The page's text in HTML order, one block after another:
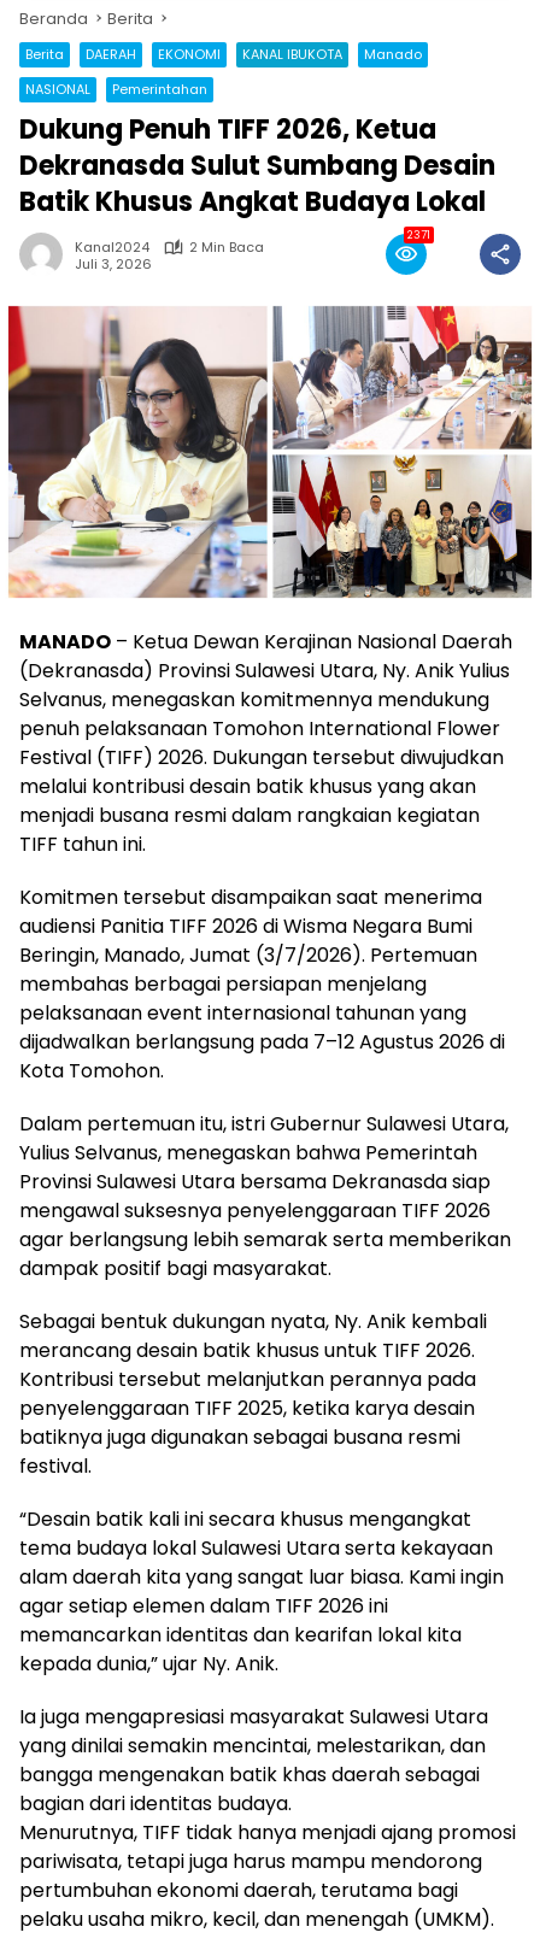
Beranda Berita
Berita DAERAH EKONOMI KANAL IBUKOTA
Manado
NASIONAL
Pemerintahan
Dukung Penuh TIFF 2026, Ketua
Dekranasda Sulut Sumbang Desain
Batik Khusus Angkat Budaya Lokal
Kanal2024
2 Min Baca
Juli 3, 2026
2371
MANADO – Ketua Dewan Kerajinan Nasional Daerah
(Dekranasda) Provinsi Sulawesi Utara, Ny. Anik Yulius
Selvanus, menegaskan komitmennya mendukung
penuh pelaksanaan Tomohon International Flower
Festival (TIFF) 2026. Dukungan tersebut diwujudkan
melalui kontribusi desain batik khusus yang akan
menjadi busana resmi dalam rangkaian kegiatan
TIFF tahun ini.
Komitmen tersebut disampaikan saat menerima
audiensi Panitia TIFF 2026 di Wisma Negara Bumi
Beringin, Manado, Jumat (3/7/2026). Pertemuan
membahas berbagai persiapan menjelang
pelaksanaan event internasional tahunan yang
dijadwalkan berlangsung pada 7–12 Agustus 2026 di
Kota Tomohon.
Dalam pertemuan itu, istri Gubernur Sulawesi Utara,
Yulius Selvanus, menegaskan bahwa Pemerintah
Provinsi Sulawesi Utara bersama Dekranasda siap
mengawal suksesnya penyelenggaraan TIFF 2026
agar berlangsung lebih semarak serta memberikan
dampak positif bagi masyarakat.
Sebagai bentuk dukungan nyata, Ny. Anik kembali
merancang desain batik khusus untuk TIFF 2026.
Kontribusi tersebut melanjutkan perannya pada
penyelenggaraan TIFF 2025, ketika karya desain
batiknya juga digunakan sebagai busana resmi
festival.
“Desain batik kali ini secara khusus mengangkat
tema budaya lokal Sulawesi Utara serta kekayaan
alam daerah kita yang sangat luar biasa. Kami ingin
agar setiap elemen dalam TIFF 2026 ini
memancarkan identitas dan kearifan lokal kita
kepada dunia,” ujar Ny. Anik.
Ia juga mengapresiasi masyarakat Sulawesi Utara
yang dinilai semakin mencintai, melestarikan, dan
bangga mengenakan batik khas daerah sebagai
bagian dari identitas budaya.
Menurutnya, TIFF tidak hanya menjadi ajang promosi
pariwisata, tetapi juga harus mampu mendorong
pertumbuhan ekonomi daerah, terutama bagi
pelaku usaha mikro, kecil, dan menengah (UMKM).